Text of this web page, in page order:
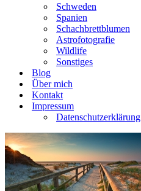
Schweden
Spanien
Schachbrettblumen
Astrofotografie
Wildlife
Sonstiges
Blog
Über mich
Kontakt
Impressum
Datenschutzerklärung